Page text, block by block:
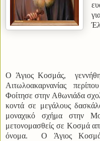
Ο Άγιος Κοσμάς,
Αιτωλοακαρνανίας
Φοίτησε στην Αθωνιάδα
κοντά σε μεγάλους
μοναχικό σχήμα στην
μετονομασθείς σε Κοσμά
όνομα. Ο Άγιος